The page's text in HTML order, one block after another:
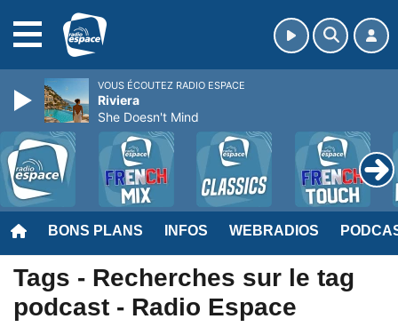
BONS PLANS INFOS WEBRADIOS
Tags - Recherches sur le tag
podcast - Radio Espace
VOUS ÉCOUTEZ RADIO ESPACE
Riviera
She Doesn't Mind